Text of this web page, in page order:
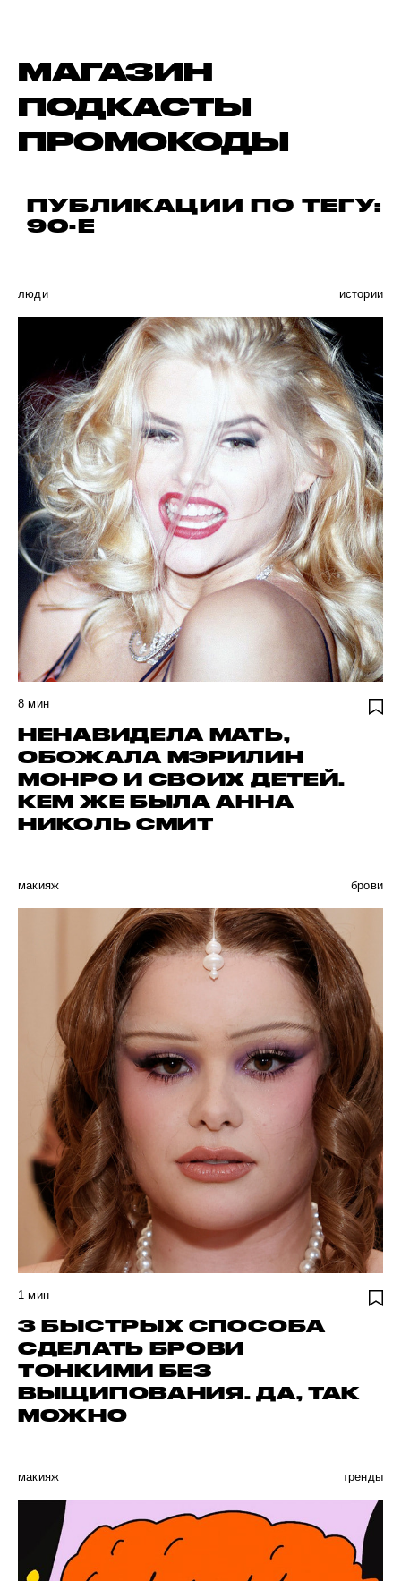
МАГАЗИН
ПОДКАСТЫ
ПРОМОКОДЫ
ПУБЛИКАЦИИ ПО ТЕГУ:
90-Е
люди истории
8 мин
НЕНАВИДЕЛА МАТЬ,
ОБОЖАЛА МЭРИЛИН
МОНРО И СВОИХ ДЕТЕЙ.
КЕМ ЖЕ БЫЛА АННА
НИКОЛЬ СМИТ
макияж брови
1 мин
3 БЫСТРЫХ СПОСОБА
СДЕЛАТЬ БРОВИ
ТОНКИМИ БЕЗ
ВЫЩИПОВАНИЯ. ДА, ТАК
МОЖНО
макияж тренды